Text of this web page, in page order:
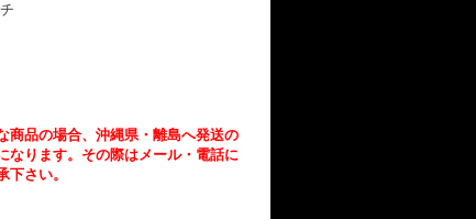
商品の場合、沖縄県・離島へ発送の
なります。その際はメール・電話に
さい。